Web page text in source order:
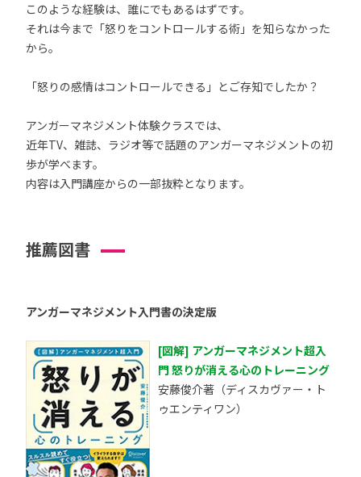
このような経験は、誰にでもあるはずです。
それは今まで「怒りをコントロールする術」を知らなかった
から。
「怒りの感情はコントロールできる」とご存知でしたか？
アンガーマネジメント体験クラスでは、
近年TV、雑誌、ラジオ等で話題のアンガーマネジメントの初
歩が学べます。
内容は入門講座からの一部抜粋となります。
推薦図書
アンガーマネジメント入門書の決定版
[図解] アンガーマネジメント超入
門 怒りが消える心のトレーニング
安藤俊介著（ディスカヴァー・ト
ゥエンティワン）